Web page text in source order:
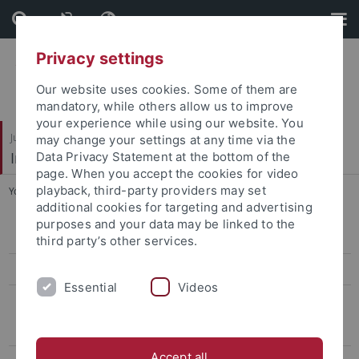
Skip
to
content
Skip
to
footer
Juristische Fakultät
Institut für Kriminologie
You are here: Startseite ... Abgeschlossene Projekte
Femizide in Deutschland
Abgeschlossene Projekte
Privacy settings
Our website uses cookies. Some of them are
mandatory, while others allow us to improve
your experience while using our website. You
may change your settings at any time via the
Data Privacy Statement at the bottom of the
page. When you accept the cookies for video
playback, third-party providers may set
additional cookies for targeting and advertising
purposes and your data may be linked to the
third party’s other services.
Essential Videos